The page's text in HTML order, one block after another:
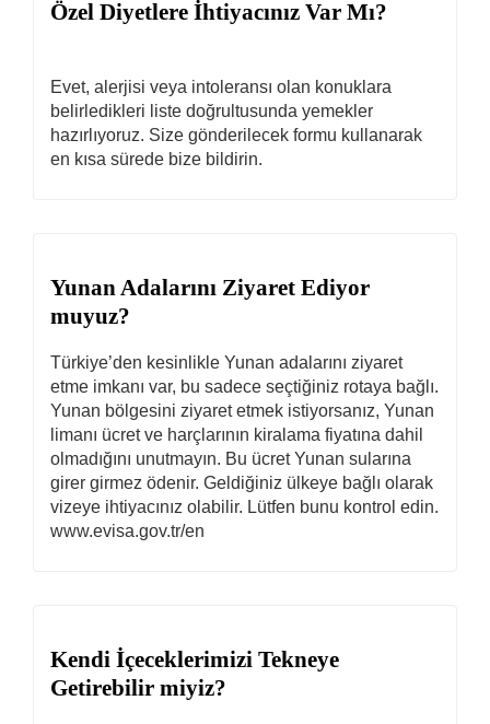
Özel Diyetlere İhtiyacınız Var Mı?
Evet, alerjisi veya intoleransı olan konuklara
belirledikleri liste doğrultusunda yemekler
hazırlıyoruz. Size gönderilecek formu kullanarak
en kısa sürede bize bildirin.
Yunan Adalarını Ziyaret Ediyor
muyuz?
Türkiye’den kesinlikle Yunan adalarını ziyaret
etme imkanı var, bu sadece seçtiğiniz rotaya bağlı.
Yunan bölgesini ziyaret etmek istiyorsanız, Yunan
limanı ücret ve harçlarının kiralama fiyatına dahil
olmadığını unutmayın. Bu ücret Yunan sularına
girer girmez ödenir. Geldiğiniz ülkeye bağlı olarak
vizeye ihtiyacınız olabilir. Lütfen bunu kontrol edin.
www.evisa.gov.tr/en
Kendi İçeceklerimizi Tekneye
Getirebilir miyiz?